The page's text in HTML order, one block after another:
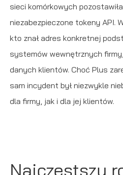
sieci komórkowych
niezabezpieczone tokeny API.
kto znał adres konkretnej
systemów wewnętrznych
danych klientów. Choć Plus
sam incydent był niezwykle
dla firmy, jak i dla jej klientów.
Najczęstszy